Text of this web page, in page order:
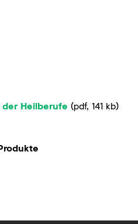
Heilberufe (pdf, 141 kb)